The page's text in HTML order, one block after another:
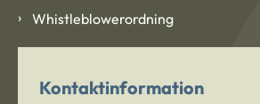
Whistleblowerordning
Kontaktinformation